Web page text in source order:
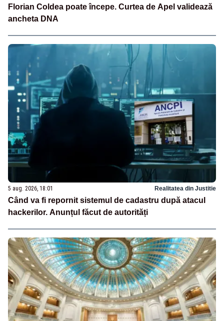
Florian Coldea poate începe. Curtea de Apel validează
ancheta DNA
5 aug. 2026, 18:01 Realitatea din Justitie
Când va fi repornit sistemul de cadastru după atacul
hackerilor. Anunțul făcut de autorități